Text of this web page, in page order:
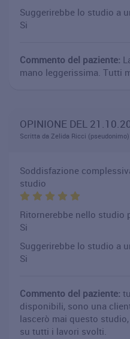
Suggerirebbe lo studio a
Si
Commento del paziente:
mano leggerissima. Tutti
OPINIONE DEL
Scritta da Zelida Ricci (pseudonimo)
Soddisfazione
studio
Ritornerebbe nello studio
Si
Suggerirebbe lo studio a
Si
Commento del paziente:
disponibili, sono una
lascerò mai questo
su tutti i lavori svolti.